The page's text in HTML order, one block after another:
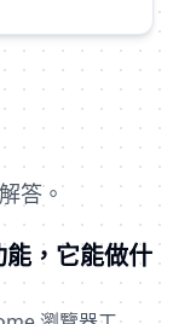
答。
，它能做什